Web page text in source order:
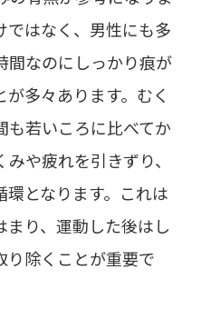
ではなく、男性にも多
間なのにしっかり痕が
多々あります。むく
も若いころに比べてか
や疲れを引きずり、
となります。これは
り、運動した後はし
り除くことが重要で